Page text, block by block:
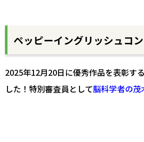
ペッピーイングリッシュコ
2025年12月20日に優秀作品を表彰す
した！特別審査員として脳科学者の